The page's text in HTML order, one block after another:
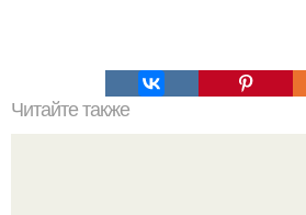
Читайте также